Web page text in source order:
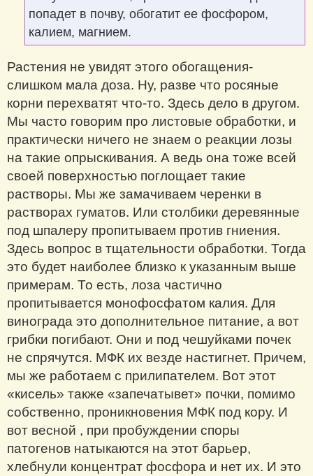
попадет в почву, обогатит ее фосфором,
калием, магнием.
Растения не увидят этого обогащения-
слишком мала доза. Ну, разве что росяные
корни перехватят что-то. Здесь дело в другом.
Мы часто говорим про листовые обработки, и
практически ничего не знаем о реакции лозы
на такие опрыскивания. А ведь она тоже всей
своей поверхностью поглощает такие
растворы. Мы же замачиваем черенки в
растворах гуматов. Или столбики деревянные
под шпалеру пропитываем против гниения.
Здесь вопрос в тщательности обработки. Тогда
это будет наиболее близко к указанным выше
примерам. То есть, лоза частично
пропитывается монофосфатом калия. Для
винограда это дополнительное питание, а вот
грибки погибают. Они и под чешуйками почек
не спрячутся. МФК их везде настигнет. Причем,
мы же работаем с прилипателем. Вот этот
«кисель» также «запечатывет» почки, помимо
собственно, проникновения МФК под кору. И
вот весной , при пробуждении споры
патогенов натыкаются на этот барьер,
хлебнули концентрат фосфора и нет их. И это